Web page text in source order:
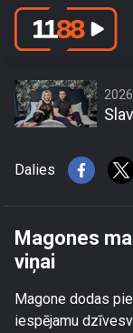
Dalies
Magones
viņai
Magone dodas
iespējamu